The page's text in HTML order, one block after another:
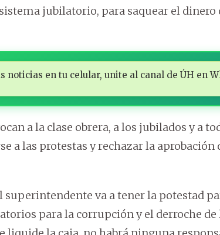
jubilatorio, para saquear el dinero
noticias en tu celular, unite al canal de ÚH en
a la clase obrera, a los jubilados y a
a las protestas y rechazar la aprobación
superintendente va a tener la potestad
para la corrupción y el derroche de